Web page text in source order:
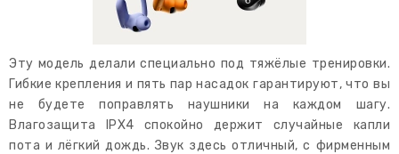
Эту модель делали специально под тяжёлые тренировки.
Гибкие крепления и пять пар насадок гарантируют, что вы
не будете поправлять наушники на каждом шагу.
Влагозащита IPX4 спокойно держит случайные капли
пота и лёгкий дождь. Звук здесь отличный, с фирменным